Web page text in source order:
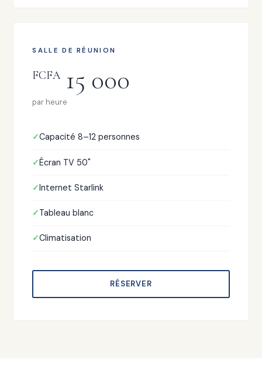
SALLE DE RÉUNION
FCFA15 000
par heure
Capacité 8–12 personnes
Écran TV 50"
Internet Starlink
Tableau blanc
Climatisation
RÉSERVER